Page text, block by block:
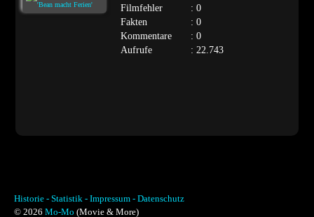
Filmfehler
: 0
Fakten
: 0
Kommentare
: 0
Aufrufe
: 22.743
Historie - Statistik - Impressum - Datenschutz
© 2026 Mo-Mo (Movie & More)